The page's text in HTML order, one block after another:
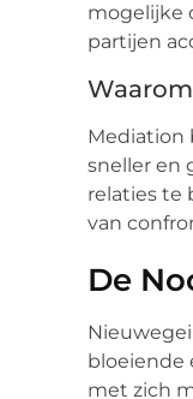
mogelijke
partijen
Mediation
sneller en
relaties te
van
De
bloeiende
met zich